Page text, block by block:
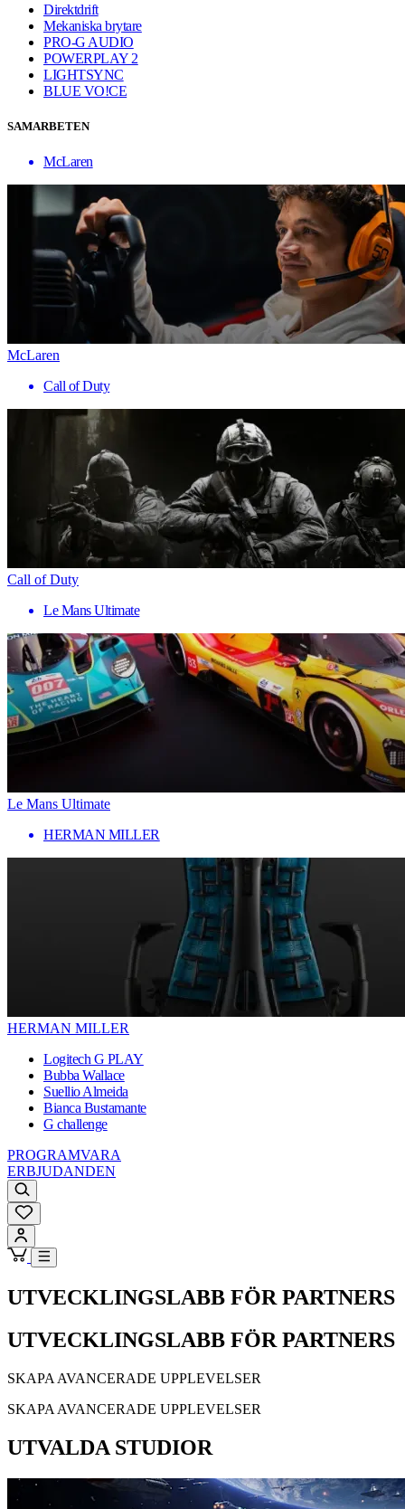
Direktdrift
Mekaniska brytare
PRO-G AUDIO
POWERPLAY 2
LIGHTSYNC
BLUE VO!CE
SAMARBETEN
McLaren
McLaren
Call of Duty
Call of Duty
Le Mans Ultimate
Le Mans Ultimate
HERMAN MILLER
HERMAN MILLER
Logitech G PLAY
Bubba Wallace
Suellio Almeida
Bianca Bustamante
G challenge
PROGRAMVARA
ERBJUDANDEN
UTVECKLINGSLABB FÖR PARTNERS
UTVECKLINGSLABB FÖR PARTNERS
SKAPA AVANCERADE UPPLEVELSER
SKAPA AVANCERADE UPPLEVELSER
UTVALDA STUDIOR